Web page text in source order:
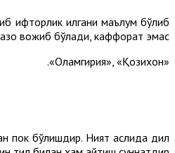
ифторлик қилгани маълум бўлиб
қазо вожиб бўлади, каффорат эмас.
«Оламгирия», «Қозихон».
пок бўлишдир. Ният аслида дил